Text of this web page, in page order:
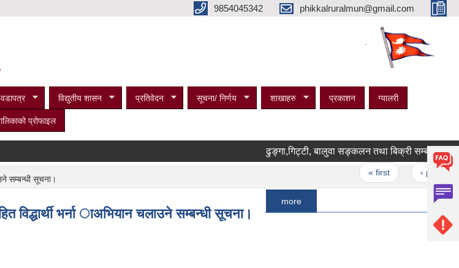
9854045342 phikkalruralmun@gmail.com
विद्युतीय शासन प्रतिवेदन सूचना/ निर्णय शाखाहरु प्रकाशन ग्यालरी
प्रोफाइल
ढुङ्गा,गिट्टी, बालुवा सङ्कलन तथा बिक्री सम्बन्धी ठेक्काको
‹ previous
सम्बन्धी सूचना।
विद्धार्थी भर्ना ाअभियान चलाउने सम्बन्धी सूचना।